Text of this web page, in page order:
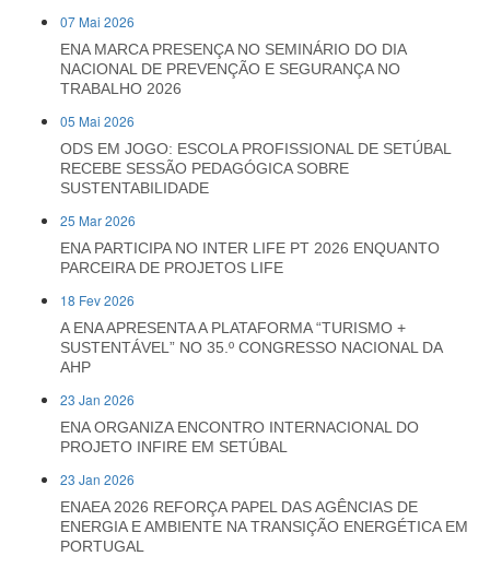
07 Mai 2026
ENA MARCA PRESENÇA NO SEMINÁRIO DO DIA
NACIONAL DE PREVENÇÃO E SEGURANÇA NO
TRABALHO 2026
05 Mai 2026
ODS EM JOGO: ESCOLA PROFISSIONAL DE SETÚBAL
RECEBE SESSÃO PEDAGÓGICA SOBRE
SUSTENTABILIDADE
25 Mar 2026
ENA PARTICIPA NO INTER LIFE PT 2026 ENQUANTO
PARCEIRA DE PROJETOS LIFE
18 Fev 2026
A ENA APRESENTA A PLATAFORMA “TURISMO +
SUSTENTÁVEL” NO 35.º CONGRESSO NACIONAL DA
AHP
23 Jan 2026
ENA ORGANIZA ENCONTRO INTERNACIONAL DO
PROJETO INFIRE EM SETÚBAL
23 Jan 2026
ENAEA 2026 REFORÇA PAPEL DAS AGÊNCIAS DE
ENERGIA E AMBIENTE NA TRANSIÇÃO ENERGÉTICA EM
PORTUGAL